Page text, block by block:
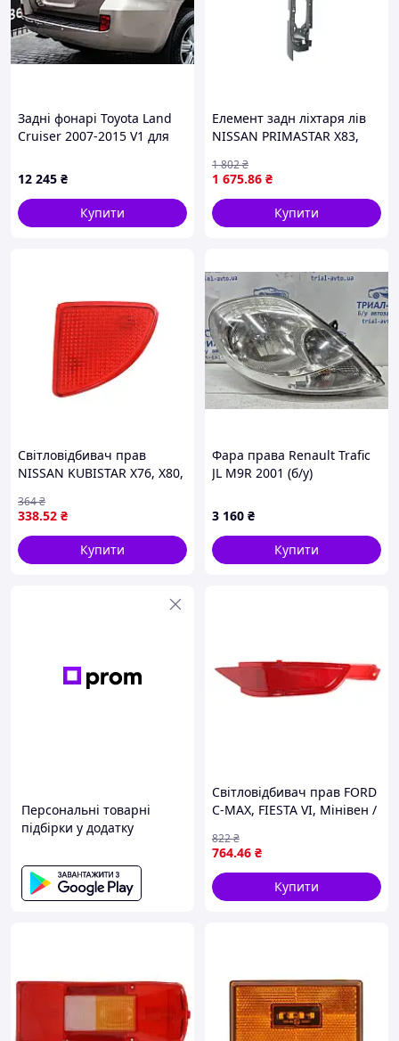
Задні фонарі Toyota Land
Cruiser 2007-2015 V1 для
безпеки автомобіля 2007-
2021 рр..
12 245 ₴
Купити
Елемент задн ліхтаря лів
NISSAN PRIMASTAR X83,
TRAFIC II Автобус / Full
body 08.06-01.16 TYC 11-
12384-BA-2
1 675.86 ₴
1 802₴
Купити
Світловідбивач прав
NISSAN KUBISTAR X76, X80,
10.09 BLIC 5403-09-029204P
338.52 ₴
364₴
Купити
Фара права Renault Trafic
JL M9R 2001 (б/у)
3 160 ₴
Купити
Персональні товарні
підбірки у додатку
Світловідбивач прав FORD
C-MAX, FIESTA VI, Мінівен /
5403-01-760876P
764.46 ₴
822₴
Купити